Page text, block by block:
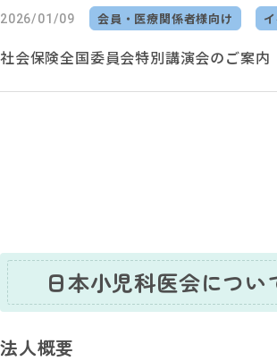
2026/01/09 会員・医療関係者様向け
社会保険全国委員会特別講演会のご案内
日本小児科医会につい
法人概要